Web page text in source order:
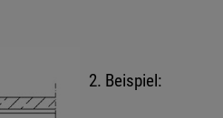
2. Beispiel: